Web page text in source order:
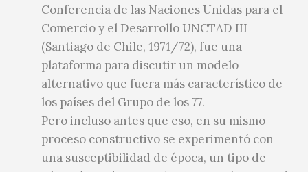
Conferencia de las Naciones Unidas para el
Comercio y el Desarrollo UNCTAD III
(Santiago de Chile, 1971/72), fue una
plataforma para discutir un modelo
alternativo que fuera más característico de
los países del Grupo de los 77.
Pero incluso antes que eso, en su mismo
proceso constructivo se experimentó con
una susceptibilidad de época, un tipo de